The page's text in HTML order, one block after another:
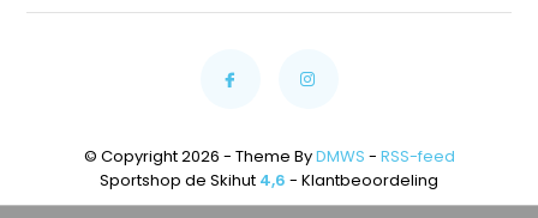
© Copyright 2026 - Theme ByDMWS - RSS-feed
Sportshop de Skihut 4,6 - Klantbeoordeling